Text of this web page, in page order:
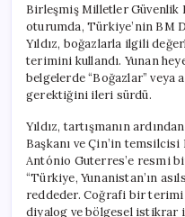
Birleşmiş Milletler Güvenlik
oturumda, Türkiye’nin BM
Yıldız, boğazlarla ilgili
terimini kullandı. Yunan
belgelerde “Boğazlar” veya
gerektiğini ileri sürdü.
Yıldız, tartışmanın
Başkanı ve Çin’in
António Guterres’e resmi
“Türkiye, Yunanistan’ın
reddeder. Coğrafi bir terimi
diyalog ve bölgesel istikrar